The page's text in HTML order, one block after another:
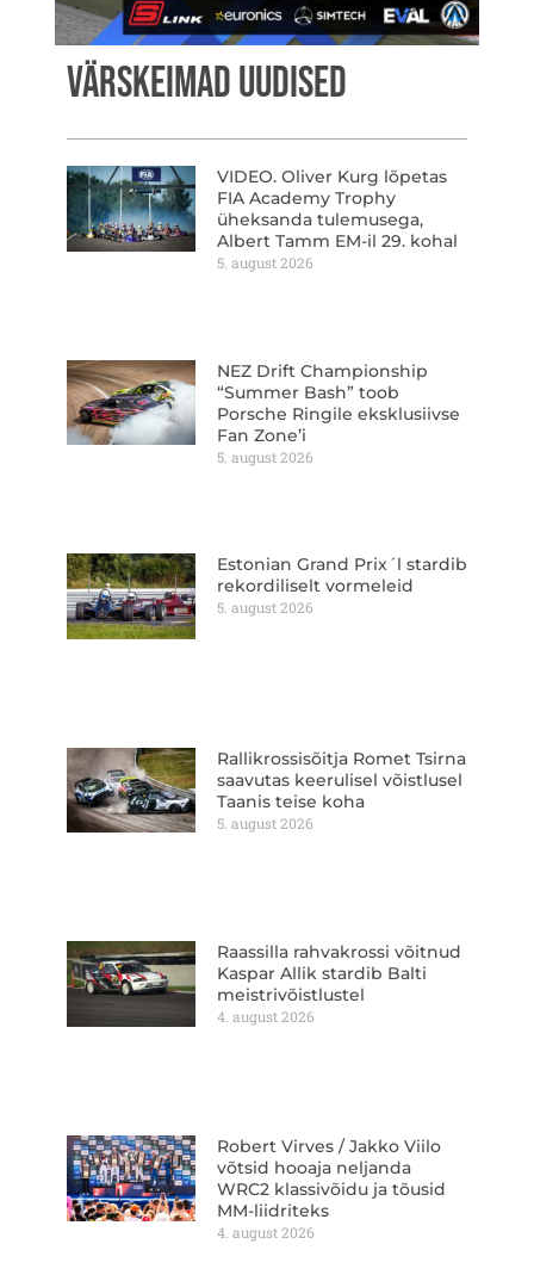
VÄRSKEIMAD UUDISED
VIDEO. Oliver Kurg lõpetas
FIA Academy Trophy
üheksanda tulemusega,
Albert Tamm EM-il 29. kohal
5. august 2026
NEZ Drift Championship
“Summer Bash” toob
Porsche Ringile eksklusiivse
Fan Zone’i
5. august 2026
Estonian Grand Prix´l stardib
rekordiliselt vormeleid
5. august 2026
Rallikrossisõitja Romet Tsirna
saavutas keerulisel võistlusel
Taanis teise koha
5. august 2026
Raassilla rahvakrossi võitnud
Kaspar Allik stardib Balti
meistrivõistlustel
4. august 2026
Robert Virves / Jakko Viilo
võtsid hooaja neljanda
WRC2 klassivõidu ja tõusid
MM-liidriteks
4. august 2026